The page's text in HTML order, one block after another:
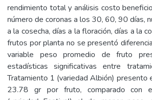
rendimiento total y análisis costo
número de coronas a los 30, 60, 90 días,
a la cosecha, días a la floración, días a la
frutos por planta no se presentó
variable peso promedio de fruto
estadísticas significativas entre
Tratamiento 1 (variedad Albión) presento
23.78 gr por fruto, comparado con